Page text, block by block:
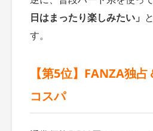
日はまったり楽しみたい」
す。
【第5位】FANZA独
コスパ